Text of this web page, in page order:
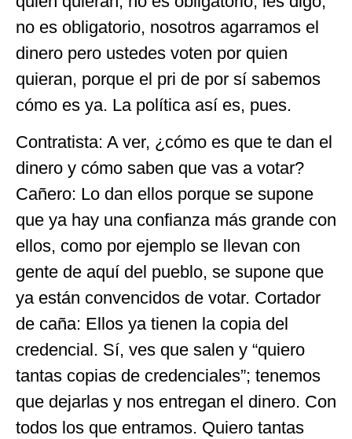
no es obligatorio, nosotros agarramos el
dinero pero ustedes voten por quien
quieran, porque el pri de por sí sabemos
cómo es ya. La política así es, pues.
Contratista: A ver, ¿cómo es que te dan el
dinero y cómo saben que vas a votar?
Cañero: Lo dan ellos porque se supone
que ya hay una confianza más grande con
ellos, como por ejemplo se llevan con
gente de aquí del pueblo, se supone que
ya están convencidos de votar. Cortador
de caña: Ellos ya tienen la copia del
credencial. Sí, ves que salen y “quiero
tantas copias de credenciales”; tenemos
que dejarlas y nos entregan el dinero. Con
todos los que entramos. Quiero tantas